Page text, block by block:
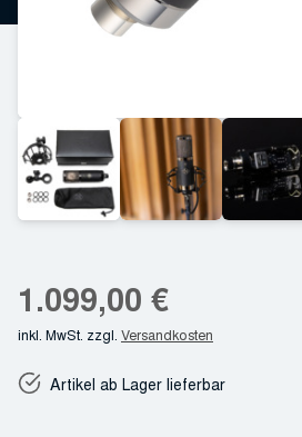
1.099,00 €
inkl. MwSt. zzgl. Versandkosten
Artikel ab Lager lieferbar